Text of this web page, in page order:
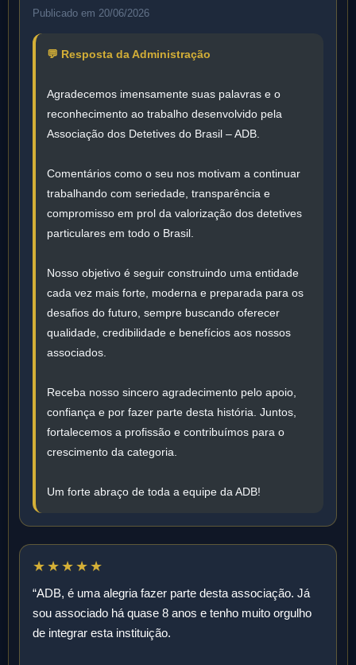
Publicado em 20/06/2026
💬 Resposta da Administração
Agradecemos imensamente suas palavras e o
reconhecimento ao trabalho desenvolvido pela
Associação dos Detetives do Brasil – ADB.
Comentários como o seu nos motivam a continuar
trabalhando com seriedade, transparência e
compromisso em prol da valorização dos detetives
particulares em todo o Brasil.
Nosso objetivo é seguir construindo uma entidade
cada vez mais forte, moderna e preparada para os
desafios do futuro, sempre buscando oferecer
qualidade, credibilidade e benefícios aos nossos
associados.
Receba nosso sincero agradecimento pelo apoio,
confiança e por fazer parte desta história. Juntos,
fortalecemos a profissão e contribuímos para o
crescimento da categoria.
Um forte abraço de toda a equipe da ADB!
★★★★★
“ADB, é uma alegria fazer parte desta associação. Já
sou associado há quase 8 anos e tenho muito orgulho
de integrar esta instituição.